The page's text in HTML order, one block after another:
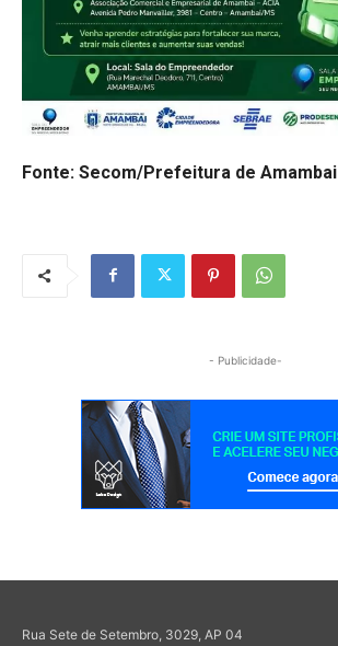
Fonte: Secom/Prefeitura de Amambai
- Publicidade-
Rua Sete de Setembro, 3029, AP 04